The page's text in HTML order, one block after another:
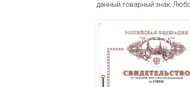
данный товарный знак.